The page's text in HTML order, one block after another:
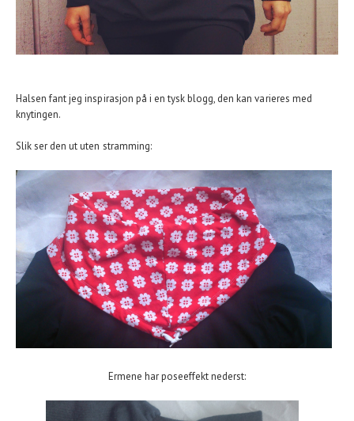
Halsen fant jeg inspirasjon på i en tysk blogg, den kan varieres med
knytingen.
Slik ser den ut uten stramming:
Ermene har poseeffekt nederst: